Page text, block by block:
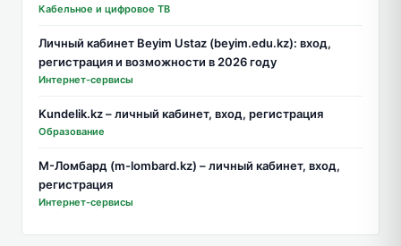
Кабельное и цифровое ТВ
Личный кабинет Beyim Ustaz (beyim.edu.kz): вход,
регистрация и возможности в 2026 году
Интернет-сервисы
Kundelik.kz – личный кабинет, вход, регистрация
Образование
М-Ломбард (m-lombard.kz) – личный кабинет, вход,
регистрация
Интернет-сервисы